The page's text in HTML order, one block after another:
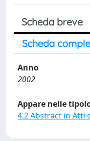
Scheda breve
Scheda
Anno
2002
Appare nelle
4.2 Abstract in Atti